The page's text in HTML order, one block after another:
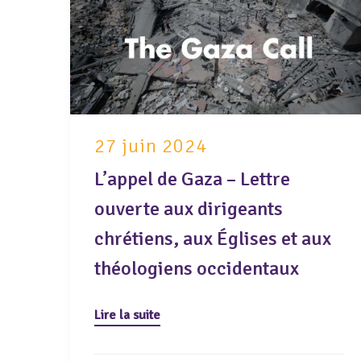
27 juin 2024
L’appel de Gaza – Lettre
ouverte aux dirigeants
chrétiens, aux Églises et aux
théologiens occidentaux
Lire la suite